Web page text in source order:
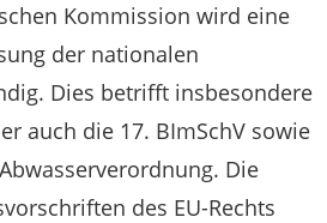
Kommission wird eine
der nationalen
Dies betrifft insbesondere
auch die 17. BImSchV sowie
Die
des EU-Rechts